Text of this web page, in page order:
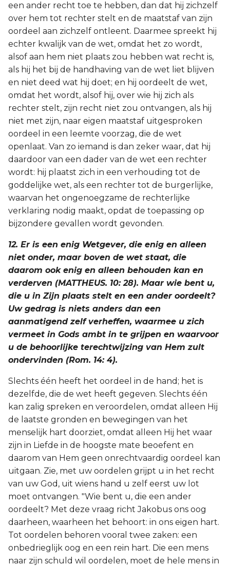
een ander recht toe te hebben, dan dat hij zichzelf
over hem tot rechter stelt en de maatstaf van zijn
oordeel aan zichzelf ontleent. Daarmee spreekt hij
echter kwalijk van de wet, omdat het zo wordt,
alsof aan hem niet plaats zou hebben wat recht is,
als hij het bij de handhaving van de wet liet blijven
en niet deed wat hij doet; en hij oordeelt de wet,
omdat het wordt, alsof hij, over wie hij zich als
rechter stelt, zijn recht niet zou ontvangen, als hij
niet met zijn, naar eigen maatstaf uitgesproken
oordeel in een leemte voorzag, die de wet
openlaat. Van zo iemand is dan zeker waar, dat hij
daardoor van een dader van de wet een rechter
wordt: hij plaatst zich in een verhouding tot de
goddelijke wet, als een rechter tot de burgerlijke,
waarvan het ongenoegzame de rechterlijke
verklaring nodig maakt, opdat de toepassing op
bijzondere gevallen wordt gevonden.
12. Er is een enig Wetgever, die enig en alleen
niet onder, maar boven de wet staat, die
daarom ook enig en alleen behouden kan en
verderven (MATTHEUS. 10: 28). Maar wie bent u,
die u in Zijn plaats stelt en een ander oordeelt?
Uw gedrag is niets anders dan een
aanmatigend zelf verheffen, waarmee u zich
vermeet in Gods ambt in te grijpen en waarvoor
u de behoorlijke terechtwijzing van Hem zult
ondervinden (Rom. 14: 4).
Slechts één heeft het oordeel in de hand; het is
dezelfde, die de wet heeft gegeven. Slechts één
kan zalig spreken en veroordelen, omdat alleen Hij
de laatste gronden en bewegingen van het
menselijk hart doorziet, omdat alleen Hij het waar
zijn in Liefde in de hoogste mate beoefent en
daarom van Hem geen onrechtvaardig oordeel kan
uitgaan. Zie, met uw oordelen grijpt u in het recht
van uw God, uit wiens hand u zelf eerst uw lot
moet ontvangen. "Wie bent u, die een ander
oordeelt? Met deze vraag richt Jakobus ons oog
daarheen, waarheen het behoort: in ons eigen hart.
Tot oordelen behoren vooral twee zaken: een
onbedrieglijk oog en een rein hart. Die een mens
naar zijn schuld wil oordelen, moet de hele mens in